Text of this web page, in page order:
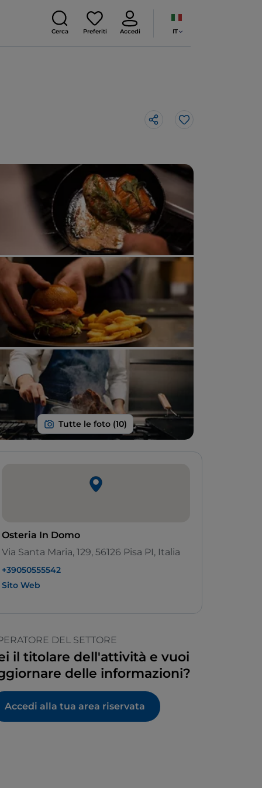
Cerca Preferiti Accedi IT
Like
Osteria In Domo
Via Santa Maria, 129, 56126 Pisa PI, Italia
+39050555542
Sito Web
DEL SETTORE
il titolare dell'attività e vuoi
delle informazioni?
Accedi alla tua area riservata